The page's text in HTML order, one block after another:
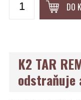
DO
K2 TAR